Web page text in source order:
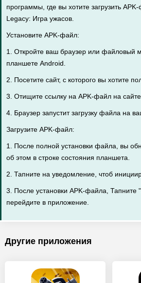
программы, где вы хотите загрузить
Legacy: Игра ужасов.
Установите APK-файл:
1. Откройте ваш браузер или файловый
планшете Android.
2. Посетите сайт, с которого вы хотите
3. Отищите ссылку на APK-файл на сайте
4. Браузер запустит загрузку файла на
Загрузите APK-файл:
1. После полной установки файла, вы
об этом в строке состояния планшета.
2. Тапните на уведомление, чтоб
3. После установки APK-файла, Тапните
перейдите в приложение.
Другие приложения